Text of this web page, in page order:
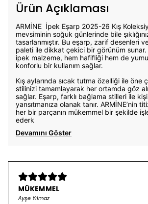
Ürün Açıklaması
ARMİNE İpek Eşarp 2025-26 Kış
mevsiminin soğuk günlerinde bile
tasarlanmıştır. Bu eşarp, zarif desenleri
paleti ile dikkat çekici bir görünüm
ipek malzeme, hem hafifliği hem de
konforlu bir kullanım sağlar.
Kış aylarında sıcak tutma özelliği ile öne
stilinizi tamamlayarak her ortamda göz
sağlar. Eşarp, farklı bağlama stilleri ile
yansıtmanıza olanak tanır. ARMİNE’nin
her bir parçanın mükemmel bir şekilde
ederk
Devamını Göster
MÜKEMMEL
Ayşe Yılmaz